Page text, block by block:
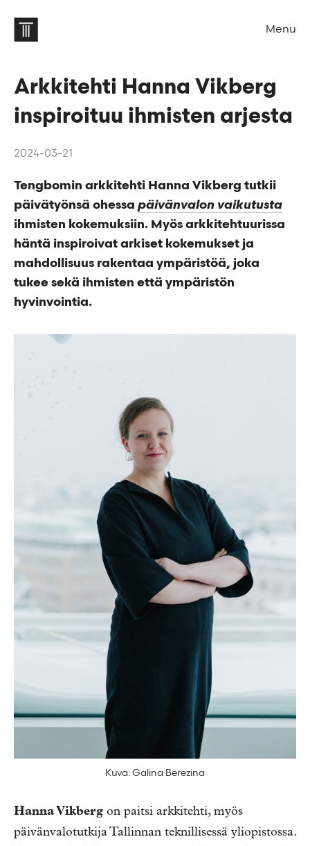
Menu
Arkkitehti Hanna Vikberg
inspiroituu ihmisten arjesta
2024-03-21
Tengbomin arkkitehti Hanna Vikberg tutkii
päivätyönsä ohessa päivänvalon vaikutusta
ihmisten kokemuksiin. Myös arkkitehtuurissa
häntä inspiroivat arkiset kokemukset ja
mahdollisuus rakentaa ympäristöä, joka
tukee sekä ihmisten että ympäristön
hyvinvointia.
Kuva: Galina Berezina
Hanna Vikberg on paitsi arkkitehti, myös
päivänvalotutkija Tallinnan teknillisessä yliopistossa.